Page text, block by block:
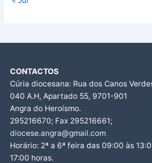
CONTACTOS
Cúria diocesana: Rua dos Canos
040 A.H, Apartado 55, 9701-901
Angra do Heroísmo.
295216670; Fax 295216661;
diocese.angra@gmail.com
Horário: 2ª a 6ª feira das 09:00 às
17:00 horas.